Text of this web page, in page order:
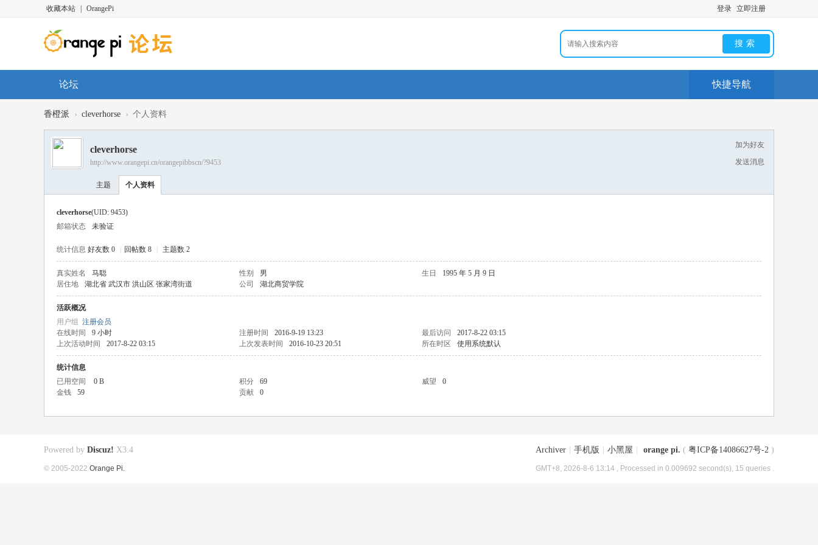
收藏本站 OrangePi 登录 立即注册
搜索
论坛 快捷导航
香橙派 › cleverhorse › 个人资料
加为好友
发送消息
cleverhorse
http://www.orangepi.cn/orangepibbscn/?9453
主题 个人资料
cleverhorse(UID: 9453)
邮箱状态
未验证
统计信息 好友数 0 回帖数 8 主题数 2
真实姓名 马聪 性别 男 生日
1995 年 5 月 9 日
居住地
湖北省 武汉市 洪山区 张家湾街道 公司 湖北商贸学院
活跃概况
用户组 注册会员
在线时间
9 小时 注册时间 2016-9-19 13:23 最后访问
2017-8-22 03:15
上次活动时间
2017-8-22 03:15 上次发表时间 2016-10-23 20:51 所在时区 使用系统默认
统计信息
已用空间
0 B 积分 69 威望
0
金钱
59 贡献 0
Archiver 手机版 小黑屋 orange pi. ( 粤ICP备14086627号-2 )
GMT+8, 2026-8-6 13:14 , Processed in 0.009692 second(s), 15 queries .
Powered by Discuz! X3.4
© 2005-2022 Orange Pi.